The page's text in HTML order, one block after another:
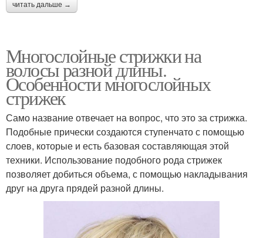
читать дальше →
Многослойные стрижки на
волосы разной длины.
Особенности многослойных
стрижек
Само название отвечает на вопрос, что это за стрижка.
Подобные прически создаются ступенчато с помощью
слоев, которые и есть базовая составляющая этой
техники. Использование подобного рода стрижек
позволяет добиться объема, с помощью накладывания
друг на друга прядей разной длины.